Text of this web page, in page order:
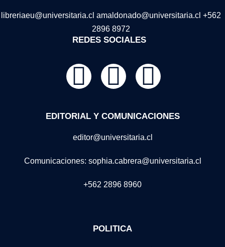
libreriaeu@universitaria.cl amaldonado@universitaria.cl +562
2896 8972
REDES SOCIALES
EDITORIAL Y COMUNICACIONES
editor@universitaria.cl
Comunicaciones: sophia.cabrera@universitaria.cl
+562 2896 8960
POLITICA